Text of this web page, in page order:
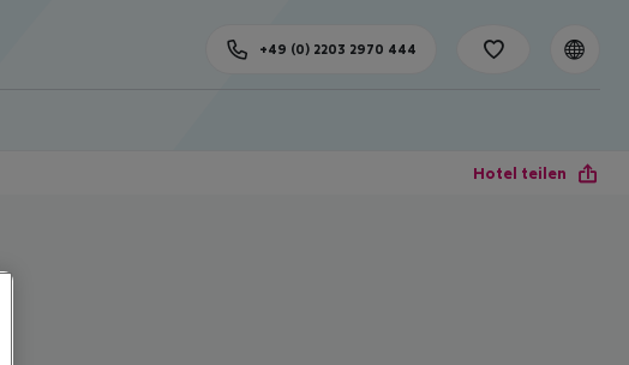
+49 (0) 2203 2970 444
Hotel teilen